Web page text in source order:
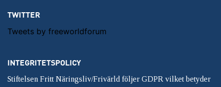
TWITTER
Tweets by freeworldforum
INTEGRITETSPOLICY
Stiftelsen Fritt Näringsliv/Frivärld följer GDPR vilket betyder